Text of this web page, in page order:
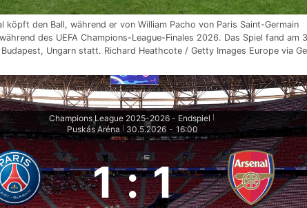
köpft den Ball, während er von William Pacho von Paris Saint-Germain
des UEFA Champions-League-Finales 2026. Das Spiel fand am
Ungarn statt. Richard Heathcote / Getty Images Europe via
Champions League 2025-2026 - Endspiel
Puskás Aréna 30.5.2026 - 16:00
1 : 1